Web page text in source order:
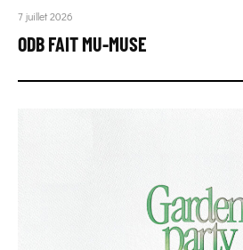
7 juillet 2026
ODB FAIT MU-MUSE